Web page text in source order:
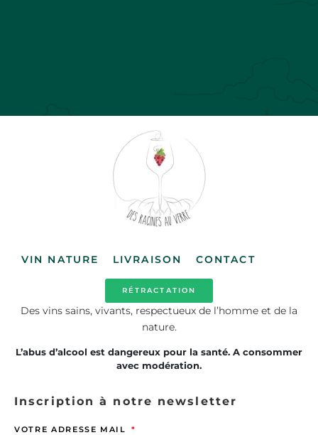
VIN NATURE LIVRAISON CONTACT
RÉTRACTATION
Des vins sains, vivants, respectueux de l’homme et de la
nature.
L’abus d’alcool est dangereux pour la santé. A consommer
avec modération.
Inscription à notre newsletter
VOTRE ADRESSE MAIL